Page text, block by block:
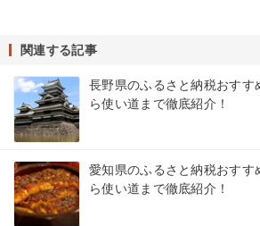
関連する記事
長野県のふるさと納税おす
ら使い道まで徹底紹介！
愛知県のふるさと納税おすす
ら使い道まで徹底紹介！